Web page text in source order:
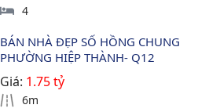
4
BÁN NHÀ ĐẸP SỐ HỒNG CHUNG
PHƯỜNG HIỆP THÀNH- Q12
Giá: 1.75 tỷ
6m